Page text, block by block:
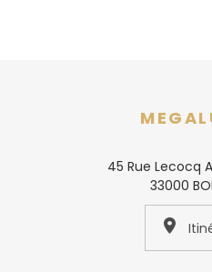
45 Rue Lecocq
33000